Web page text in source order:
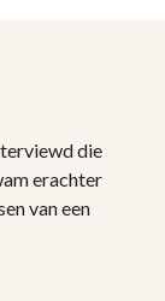
die
erachter
van een